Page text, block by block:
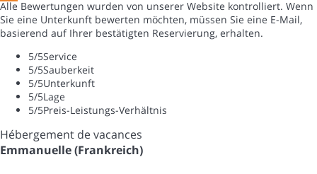
Alle Bewertungen wurden von unserer Website kontrolliert. Wenn
Sie eine Unterkunft bewerten möchten, müssen Sie eine E-Mail,
basierend auf Ihrer bestätigten Reservierung, erhalten.
5/5Service
5/5Sauberkeit
5/5Unterkunft
5/5Lage
5/5Preis-Leistungs-Verhältnis
Hébergement de vacances
Emmanuelle (Frankreich)